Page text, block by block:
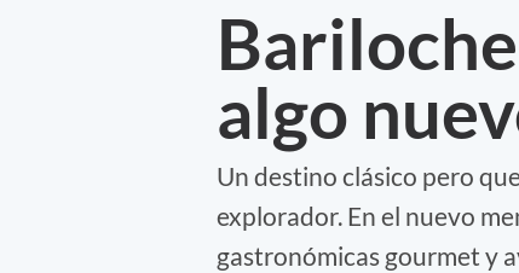
algo
Un destino clásico pero
explorador. En el nuevo
gastronómicas gourmet y